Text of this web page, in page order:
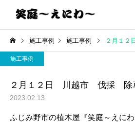
施工事例 施工事例 ２月１２
施工事例
２月１２日 川越市 伐採 除
2023.02.13
ふじみ野市の植木屋『笑庭～えにわ